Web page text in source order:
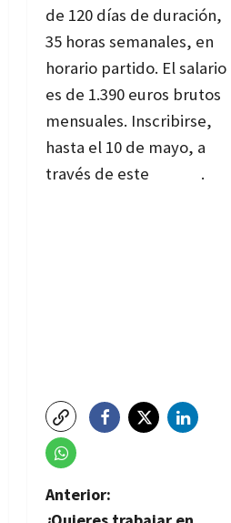
de 120 días de duración,
35 horas semanales, en
horario partido. El salario
es de 1.390 euros brutos
mensuales. Inscribirse,
hasta el 10 de mayo, a
través de este
.
N
Anterior: